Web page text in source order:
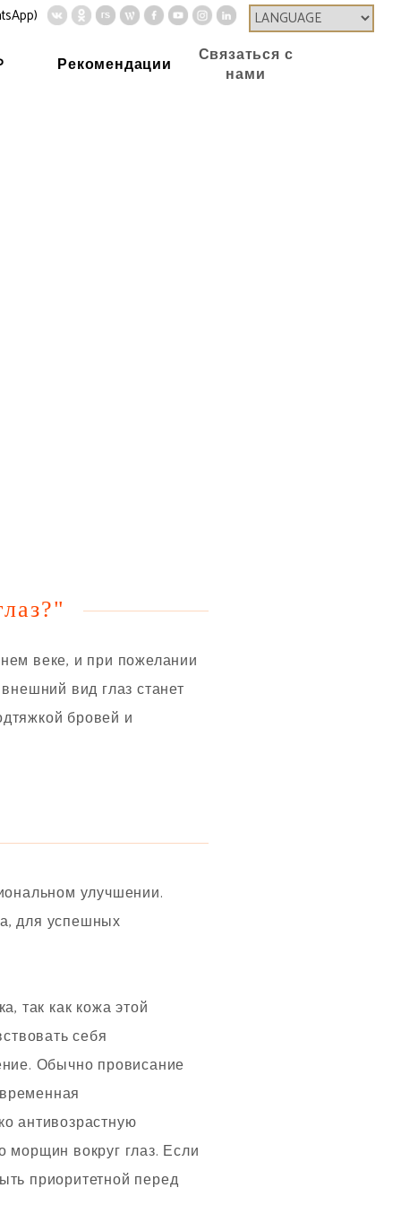
Рекомендации
Связаться с
нами
веке, и при пожелании
вид глаз станет
бровей и
улучшении.
для успешных
так как кожа этой
себя
Обычно провисание
антивозрастную
морщин вокруг глаз. Если
приоритетной перед